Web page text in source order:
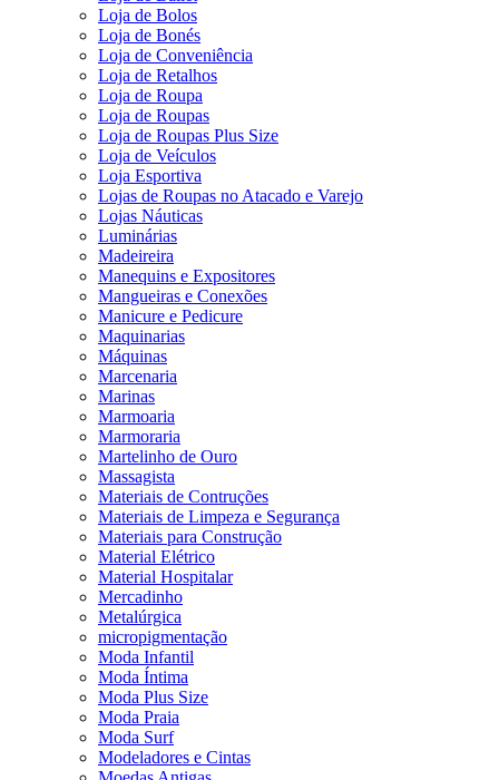
Loja de Bolos
Loja de Bonés
Loja de Conveniência
Loja de Retalhos
Loja de Roupa
Loja de Roupas
Loja de Roupas Plus Size
Loja de Veículos
Loja Esportiva
Lojas de Roupas no Atacado e Varejo
Lojas Náuticas
Luminárias
Madeireira
Manequins e Expositores
Mangueiras e Conexões
Manicure e Pedicure
Maquinarias
Máquinas
Marcenaria
Marinas
Marmoaria
Marmoraria
Martelinho de Ouro
Massagista
Materiais de Contruções
Materiais de Limpeza e Segurança
Materiais para Construção
Material Elétrico
Material Hospitalar
Mercadinho
Metalúrgica
micropigmentação
Moda Infantil
Moda Íntima
Moda Plus Size
Moda Praia
Moda Surf
Modeladores e Cintas